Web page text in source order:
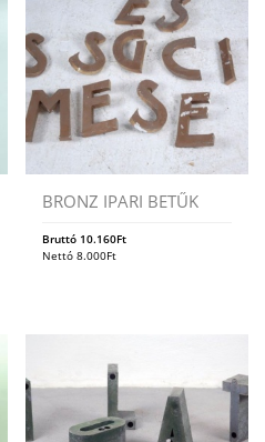
BRONZ IPARI BETŰK
Bruttó 10.160Ft
Nettó8.000Ft